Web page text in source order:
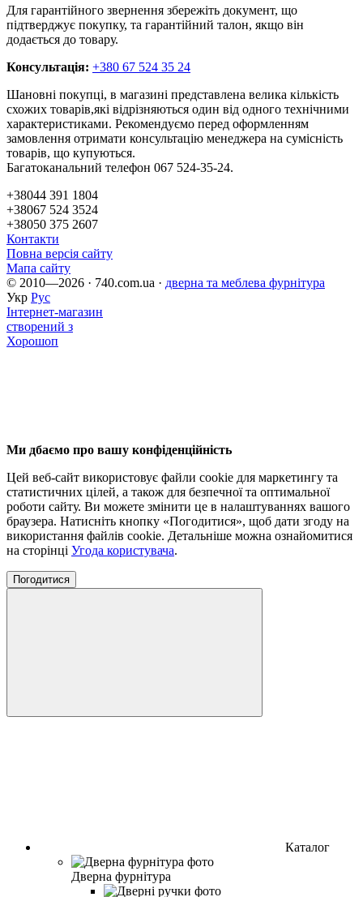
Для гарантійного звернення збережіть документ, що
підтверджує покупку, та гарантійний талон, якщо він
додається до товару.
Консультація: +380 67 524 35 24
Шановні покупці, в магазині представлена ​​велика кількість
схожих товарів,які відрізняються один від одного технічними
характеристиками. Рекомендуємо перед оформленням
замовлення отримати консультацію менеджера на сумісність
товарів, що купуються.
Багатоканальний телефон 067 524-35-24.
+38044 391 1804
+38067 524 3524
+38050 375 2607
Контакти
Повна версія сайту
Мапа сайту
© 2010—2026 · 740.com.ua · дверна та меблева фурнітура
Укр Рус
Інтернет-магазин
створений з
Хорошоп
Ми дбаємо про вашу конфіденційність
Цей веб-сайт використовує файли cookie для маркетингу та
статистичних цілей, а також для безпечної та оптимальної
роботи сайту. Ви можете змінити це в налаштуваннях вашого
браузера. Натисніть кнопку «Погодитися», щоб дати згоду на
використання файлів cookie. Детальніше можна ознайомитися
на сторінці Угода користувача.
Погодитися
Каталог
Дверна фурнітура